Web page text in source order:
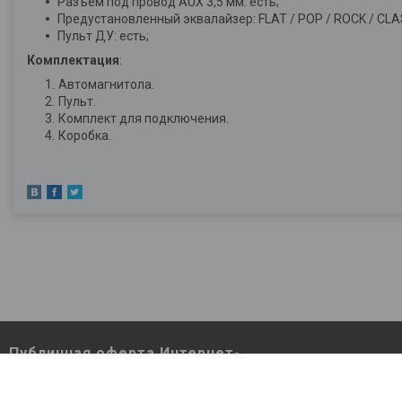
Предустановленный эквалайзер: FLAT / POP / ROCK /
Пульт ДУ: есть;
Комплектация:
Автомагнитола.
Пульт.
Комплект для подключения.
Коробка.
Публичная оферта Интернет-